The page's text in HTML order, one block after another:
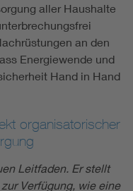
aller Haushalte
an den
Energiewende und
Hand in Hand
organisatorischer
Leitfaden. Er stellt
Verfügung, wie eine